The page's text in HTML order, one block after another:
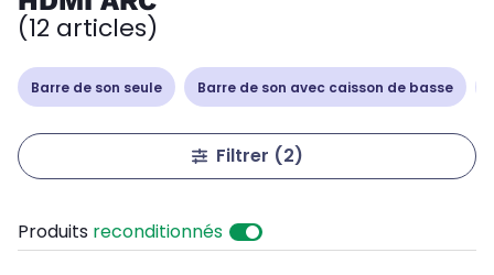
(12 articles)
Barre de son seule Barre de son avec caisson de basse
Filtrer (2)
Produits reconditionnés